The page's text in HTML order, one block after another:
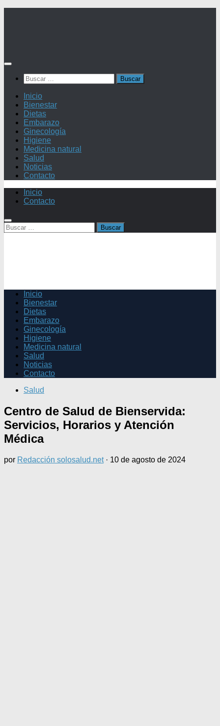
Buscar:
Inicio
Bienestar
Dietas
Embarazo
Ginecología
Higiene
Medicina natural
Salud
Noticias
Contacto
Inicio
Contacto
Buscar:
Inicio
Bienestar
Dietas
Embarazo
Ginecología
Higiene
Medicina natural
Salud
Noticias
Contacto
Salud
Centro de Salud de Bienservida:
Servicios, Horarios y Atención
Médica
por Redacción solosalud.net · 10 de agosto de 2024